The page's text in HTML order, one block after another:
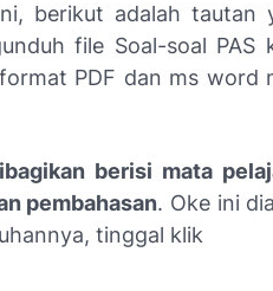
berikut adalah tautan
file Soal-soal PAS
PDF dan ms word
berisi mata
pembahasan. Oke ini
tinggal klik